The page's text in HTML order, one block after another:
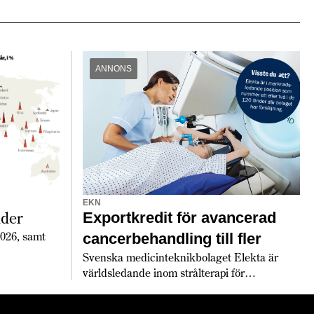
samt
ANNONS
EKN
Exportkredit för avancerad
cancerbehandling till fler
Svenska medicinteknikbolaget Elekta är
världsledande inom strålterapi för